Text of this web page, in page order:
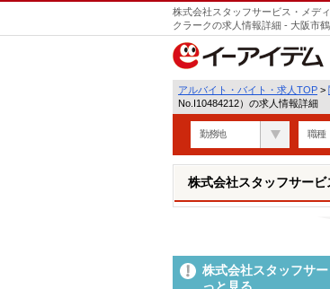
株式会社スタッフサービス・メデ
クラークの求人情報詳細 - 大阪市
アルバイト・バイト・求人TOP >
No.I10484212）の求人情報詳細
勤務地 職種
株式会社スタッフサー
株式会社スタッフサ